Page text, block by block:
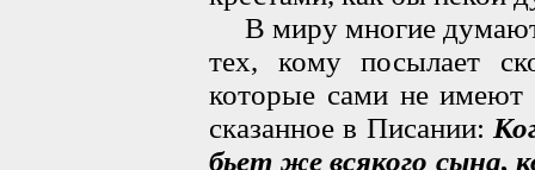
В миру многие думают
тех, кому посылает
которые сами не
сказанное в Писании:
бьет же всякого сына,